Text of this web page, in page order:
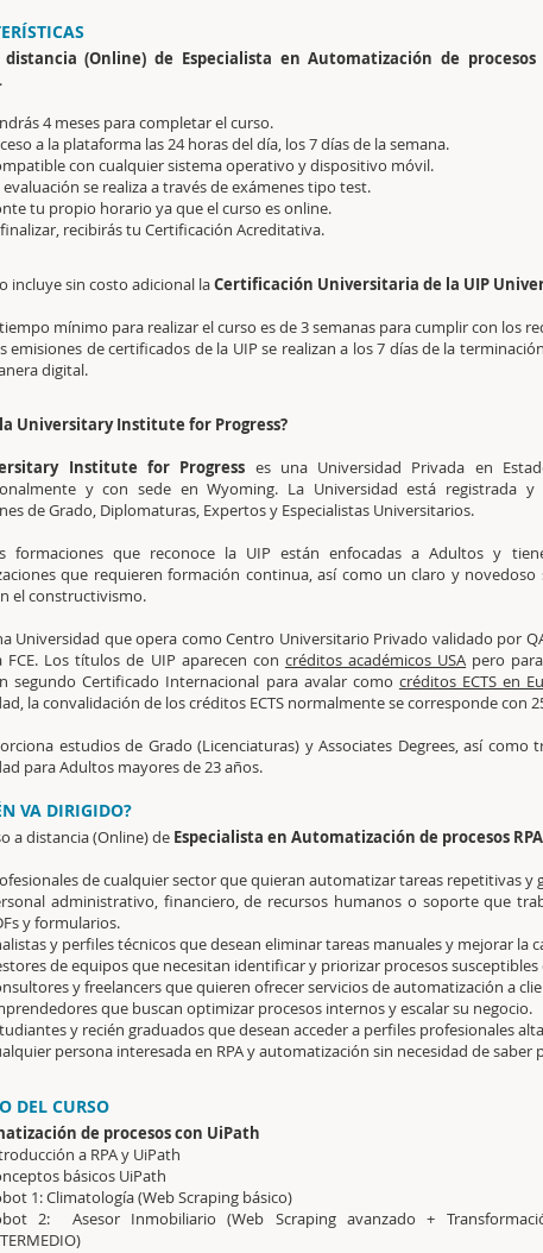
(Online) de Especialista en Automatización de procesos
4 meses para completar el curso.
a la plataforma las 24 horas del día, los 7 días de la semana.
con cualquier sistema operativo y dispositivo móvil.
evaluación se realiza a través de exámenes tipo test.
tu propio horario ya que el curso es online.
recibirás tu Certificación Acreditativa.
incluye sin costo adicional laCertificación Universitaria de la UIP
mínimo para realizar el curso es de 3 semanas para cumplir con los
emisiones de certificados de la UIP se realizan a los 7 días de la
digital.
la Universitary Institute for Progress?
Institute for Progress es una Universidad Privada en
y con sede en Wyoming. La Universidad está registrada
de Grado, Diplomaturas, Expertos y Especialistas Universitarios.
formaciones que reconoce la UIP están enfocadas a Adultos y
que requieren formación continua, así como un claro y novedoso
el constructivismo.
Universidad que opera como Centro Universitario Privado validado por
FCE. Los títulos de UIP aparecen con créditos académicos USA pero
segundo Certificado Internacional para avalar como créditos ECTS en
la convalidación de los créditos ECTS normalmente se corresponde con
estudios de Grado (Licenciaturas) y Associates Degrees, así como
para Adultos mayores de 23 años.
VA DIRIGIDO?
a distancia (Online) de Especialista en Automatización de procesos RPA
de cualquier sector que quieran automatizar tareas repetitivas y
administrativo, financiero, de recursos humanos o soporte que
y formularios.
y perfiles técnicos que desean eliminar tareas manuales y mejorar la
de equipos que necesitan identificar y priorizar procesos
y freelancers que quieren ofrecer servicios de automatización a
que buscan optimizar procesos internos y escalar su negocio.
y recién graduados que desean acceder a perfiles profesionales
persona interesada en RPA y automatización sin necesidad de saber
DEL CURSO
de procesos con UiPath
a RPA y UiPath
básicos UiPath
1: Climatología (Web Scraping básico)
2: Asesor Inmobiliario (Web Scraping avanzado +